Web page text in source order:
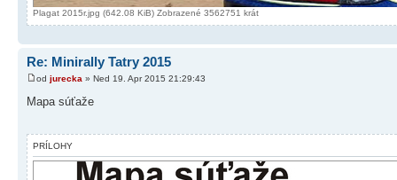
Plagat 2015r.jpg (642.08 KiB) Zobrazené 3562751 krát
Re: Minirally Tatry 2015
od jurecka » Ned 19. Apr 2015 21:29:43
Mapa súťaže
PRÍLOHY